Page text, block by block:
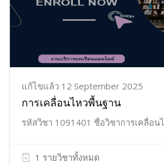
แก้ไขแล้ว 12 September 2025
การเคลื่อนไหวพื้นฐาน
รหัสวิชา 1091401 ชื่อวิชาการเคลื่อน
1 รายวิชาทั้งหมด